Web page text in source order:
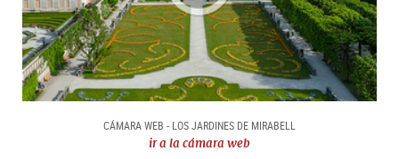
CÁMARA WEB - LOS JARDINES DE MIRABELL
ir a la cámara web